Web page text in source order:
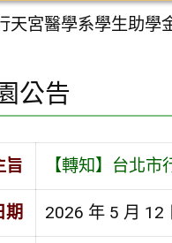
天宮醫學系學生助學
公告
旨 【轉知】台北
期 2026 年 5 月 12